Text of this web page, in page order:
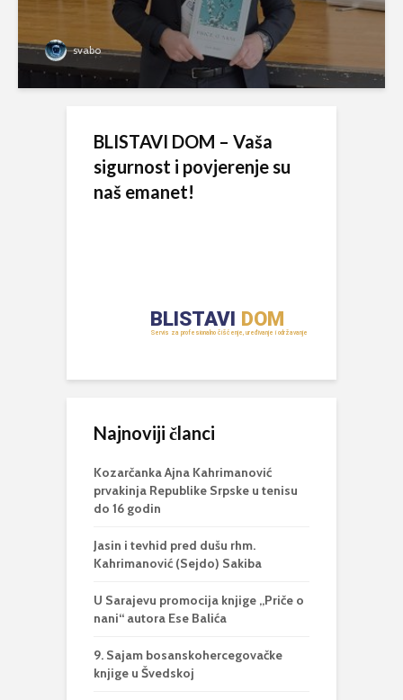
svabo
BLISTAVI DOM – Vaša
sigurnost i povjerenje su
naš emanet!
Najnoviji članci
Kozarčanka Ajna Kahrimanović
prvakinja Republike Srpske u tenisu
do 16 godin
Jasin i tevhid pred dušu rhm.
Kahrimanović (Sejdo) Sakiba
U Sarajevu promocija knjige „Priče o
nani“ autora Ese Balića
9. Sajam bosanskohercegovačke
knjige u Švedskoj